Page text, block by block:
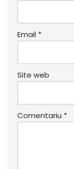
Email *
Site web
Comentariu *